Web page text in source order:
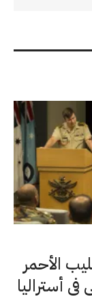
الأحمر
أستراليا